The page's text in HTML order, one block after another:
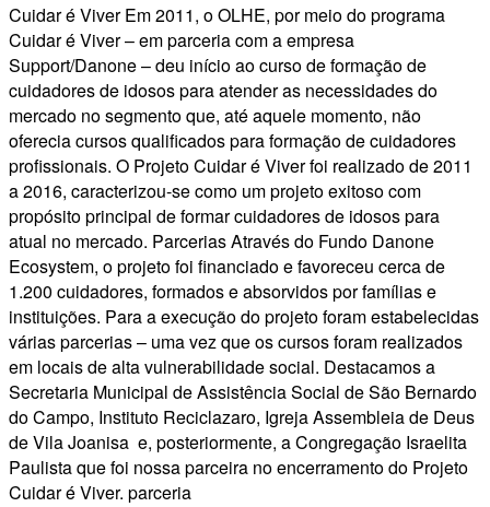
Cuidar é Viver Em 2011, o OLHE, por meio do programa
Cuidar é Viver – em parceria com a empresa
Support/Danone – deu início ao curso de formação de
cuidadores de idosos para atender as necessidades do
mercado no segmento que, até aquele momento, não
oferecia cursos qualificados para formação de cuidadores
profissionais. O Projeto Cuidar é Viver foi realizado de 2011
a 2016, caracterizou-se como um projeto exitoso com
propósito principal de formar cuidadores de idosos para
atual no mercado. Parcerias Através do Fundo Danone
Ecosystem, o projeto foi financiado e favoreceu cerca de
1.200 cuidadores, formados e absorvidos por famílias e
instituições. Para a execução do projeto foram estabelecidas
várias parcerias – uma vez que os cursos foram realizados
em locais de alta vulnerabilidade social. Destacamos a
Secretaria Municipal de Assistência Social de São Bernardo
do Campo, Instituto Reciclazaro, Igreja Assembleia de Deus
de Vila Joanisa e, posteriormente, a Congregação Israelita
Paulista que foi nossa parceira no encerramento do Projeto
Cuidar é Viver. parceria